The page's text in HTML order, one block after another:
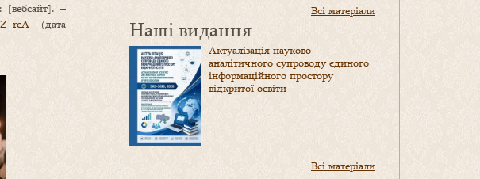
–
(дата
Всі матеріали
Наші видання
Актуалізація науково-
аналітичного супроводу єдиного
інформаційного простору
відкритої освіти
Всі матеріали